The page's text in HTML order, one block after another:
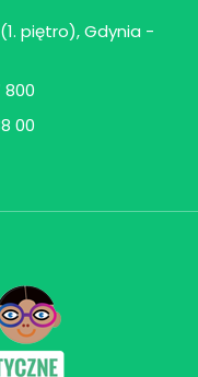
piętro), Gdynia -
800
00